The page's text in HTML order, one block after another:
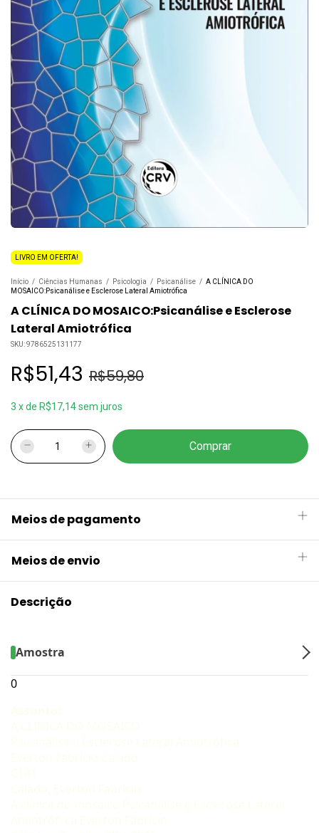
LIVRO EM OFERTA!
Início / Ciências Humanas / Psicologia / Psicanálise / A CLÍNICA DO
MOSAICO:Psicanálise e Esclerose Lateral Amiotrófica
A CLÍNICA DO MOSAICO:Psicanálise e Esclerose
Lateral Amiotrófica
SKU:9786525131177
R$51,43 R$59,80
3 xde R$17,14sem juros
Meios de pagamento
Meios de envio
Descrição
Amostra
0